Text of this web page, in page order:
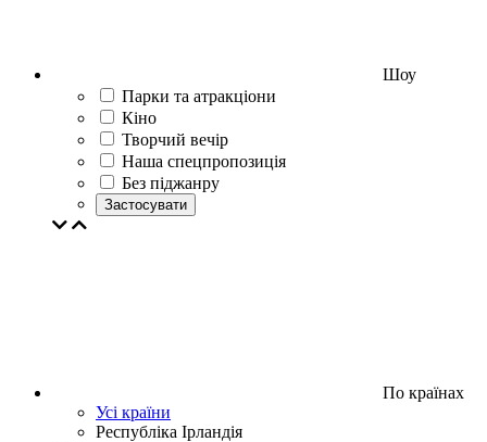
Шоу
Парки та атракціони
Кіно
Творчий вечір
Наша спецпропозиція
Без піджанру
Застосувати
По країнах
Усі країни
Республіка Ірландія